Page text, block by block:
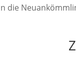
die